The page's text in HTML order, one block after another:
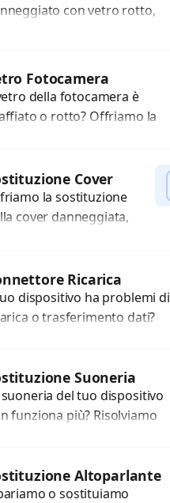
con vetro rotto,
Fotocamera
della fotocamera è
o rotto? Offriamo la
Cover
la sostituzione
cover danneggiata,
Ripristiniamo
estetico e...
PreventivoRicarica
dispositivo ha problemi di
o trasferimento dati?
danneggiati,...
Suoneria
suoneria del tuo dispositivo
funziona più? Risolviamo
Altoparlante
o sostituiamo